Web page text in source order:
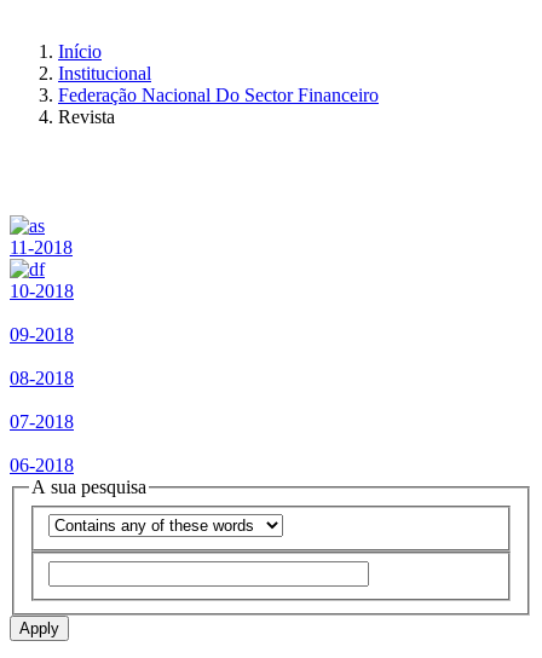
Início
Institucional
Federação Nacional Do Sector Financeiro
Revista
Imagem
Data
de
Lançamento
11-2018
Imagem
Data
Lançamento
10-2018
Data
Lançamento
09-2018
Data
Lançamento
08-2018
Data
Lançamento
07-2018
Data
de
Lançamento
06-2018
A sua pesquisa
Operador
Apply